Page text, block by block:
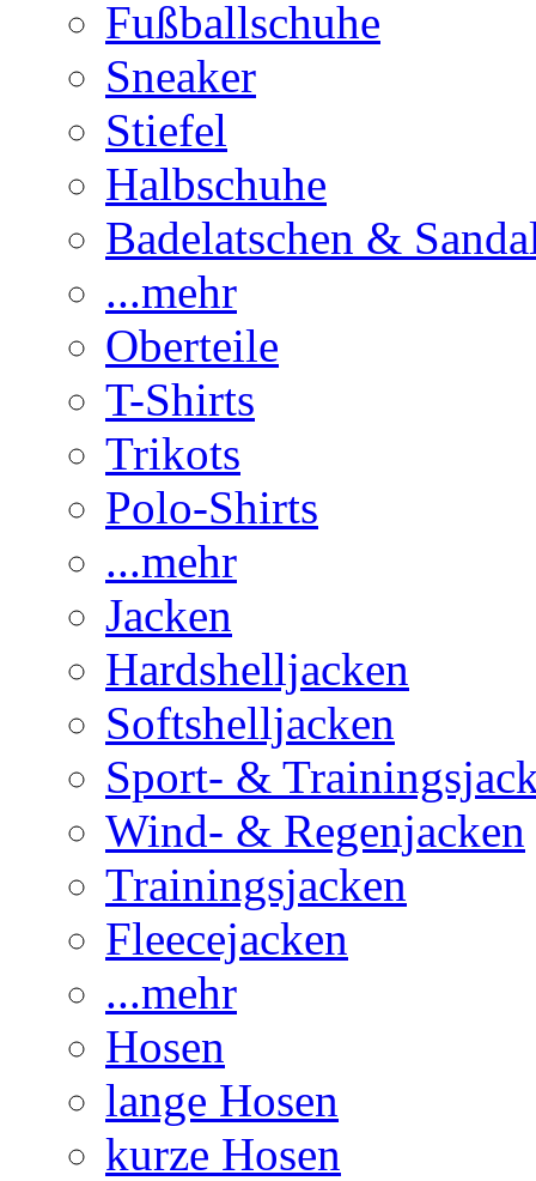
Fußballschuhe
Sneaker
Stiefel
Halbschuhe
Badelatschen &
...mehr
Oberteile
T-Shirts
Trikots
Polo-Shirts
...mehr
Jacken
Hardshelljacken
Softshelljacken
Sport- &
Wind- & Regenjacken
Trainingsjacken
Fleecejacken
...mehr
Hosen
lange Hosen
kurze Hosen